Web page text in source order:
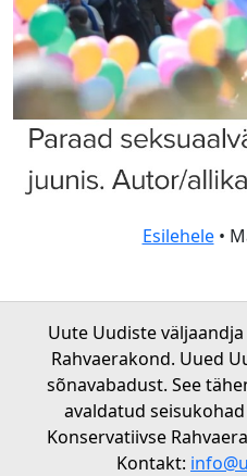
Esilehele•
Uute Uudiste
Rahvaerakond. Uued
sõnavabadust. See
avaldatud
Konservatiivse
Kontakt: